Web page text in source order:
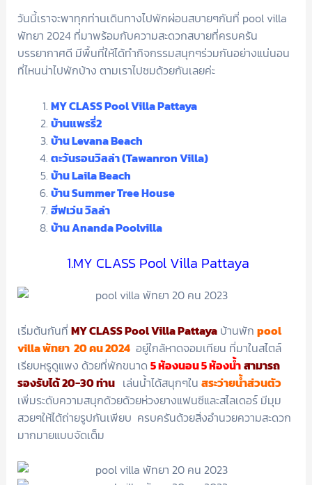
วันนี้เราจะพาทุกท่านเดินทางไปพักผ่อนสบายๆกันที่ pool villa
พัทยา 2024 ที่มาพร้อมกับความสะดวกสบายที่ครบครัน
บรรยากาศดี มีพื้นที่ให้ได้ทำกิจกรรมสนุกๆร่วมกันอย่างแน่นอน
ที่ไหนน่าไปพักบ้าง ตามเราไปชมด้วยกันเลยค่ะ
MY CLASS Pool Villa Pattaya
บ้านแพรรี่2
บ้าน Levana Beach
ตะวันรอนวิลล่า (Tawanron Villa)
บ้าน Laila Beach
บ้าน Summer Tree House
ฮีฟเว่น วิลล่า
บ้าน Ananda Poolvilla
1.MY CLASS Pool Villa Pattaya
เริ่มต้นกันที่ MY CLASS Pool Villa Pattaya บ้านพัก pool
villa พัทยา 20 คน 2024อยู่ใกล้หาดจอมเทียน ที่มาในสไตล์
เรียบหรูดูแพง ด้วยที่พักขนาด 5 ห้องนอน 5 ห้องน้ำสามารถ
รองรับได้ 20-30 ท่าน เล่นน้ำได้สนุกๆใน สระว่ายน้ำส่วนตัว
เพิ่มระดับความสนุกด้วยด้วยห่วงยางแฟนซีและสไลเดอร์ มีมุม
สวยๆให้ได้ถ่ายรูปกันเพียบ ครบครันด้วยสิ่งอำนวยความสะดวก
มากมายแบบจัดเต็ม